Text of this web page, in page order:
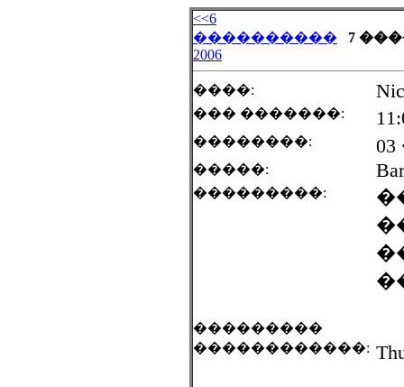
<<6
����������
2006
7
����:
��� �������:
��������:
�����:
���������:
���������
������������: